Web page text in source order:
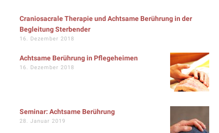
Craniosacrale Therapie und Achtsame Berührung in der
Begleitung Sterbender
16. Dezember 2018
Achtsame Berührung in Pflegeheimen
16. Dezember 2018
Seminar: Achtsame Berührung
28. Januar 2019